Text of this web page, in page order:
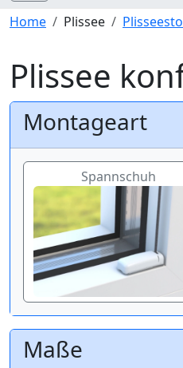
Home Plissee
Plissee
Montageart
Spannschuh
Maße